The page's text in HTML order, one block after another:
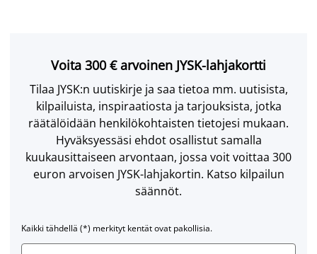
Voita 300 € arvoinen JYSK-lahjakortti
Tilaa JYSK:n uutiskirje ja saa tietoa mm. uutisista,
kilpailuista, inspiraatiosta ja tarjouksista, jotka
räätälöidään henkilökohtaisten tietojesi mukaan.
Hyväksyessäsi ehdot osallistut samalla
kuukausittaiseen arvontaan, jossa voit voittaa 300
euron arvoisen JYSK-lahjakortin. Katso kilpailun
säännöt.
Kaikki tähdellä (*) merkityt kentät ovat pakollisia.